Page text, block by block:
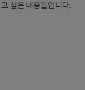
싶은 내용들입니다.